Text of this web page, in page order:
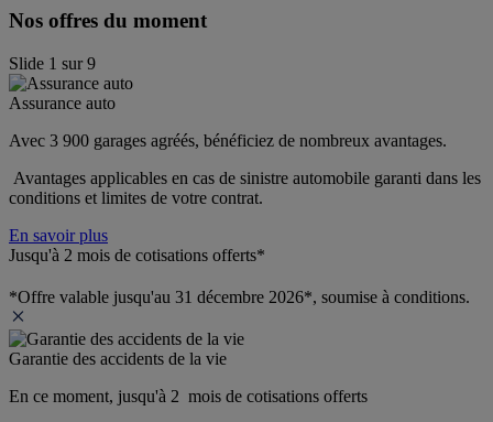
Nos offres du moment
Slide 1 sur9
Assurance auto
Avec 3 900 garages agréés, bénéficiez de nombreux avantages.
Avantages applicables en cas de sinistre automobile garanti dans les
conditions et limites de votre contrat.
En savoir plus
Jusqu'à 2 mois de cotisations offerts*
*Offre valable jusqu'au 31 décembre 2026*, soumise à conditions.
Garantie des accidents de la vie
En ce moment, jusqu'à 2  mois de cotisations offerts